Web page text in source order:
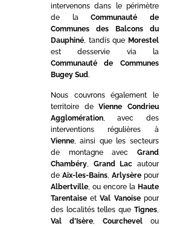
intervenons dans le périmètre
de laCommunauté de
Communes des Balcons du
Dauphiné, tandis que Morestel
est desservie via la
Communauté de Communes
Bugey Sud.
Nous couvrons également le
territoire deVienne Condrieu
Agglomération, avec des
interventions régulières à
Vienne, ainsi que les secteurs
de montagne avec Grand
Chambéry, Grand Lac autour
de Aix-les-Bains, Arlysèrepour
Albertville, ou encore la Haute
TarentaiseetVal Vanoisepour
des localités telles que Tignes
Val d’Isère, Courchevelou